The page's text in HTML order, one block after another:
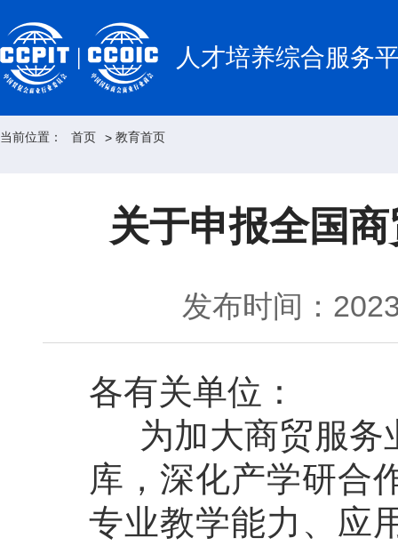
人才培养综合服务
当前位置： 首页 > 教育首页
关于申报全国
发布时间：
各有关单位：
为加大商贸服务
库，深化产学研合
专业教学能力、应